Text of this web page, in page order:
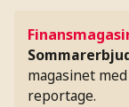
magasinet
reportage.